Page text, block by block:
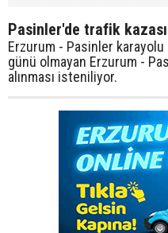
Pasinler'de trafik
Erzurum - Pasinler karayolu
günü olmayan Erzurum -
alınması isteniliyor.